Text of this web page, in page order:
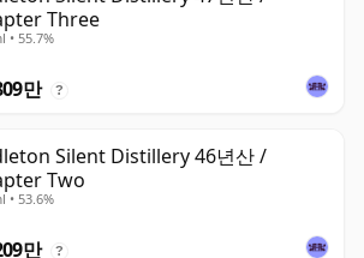
Three
• 55.7%
만 ?
Silent Distillery 46년산 /
Two
• 53.6%
만 ?